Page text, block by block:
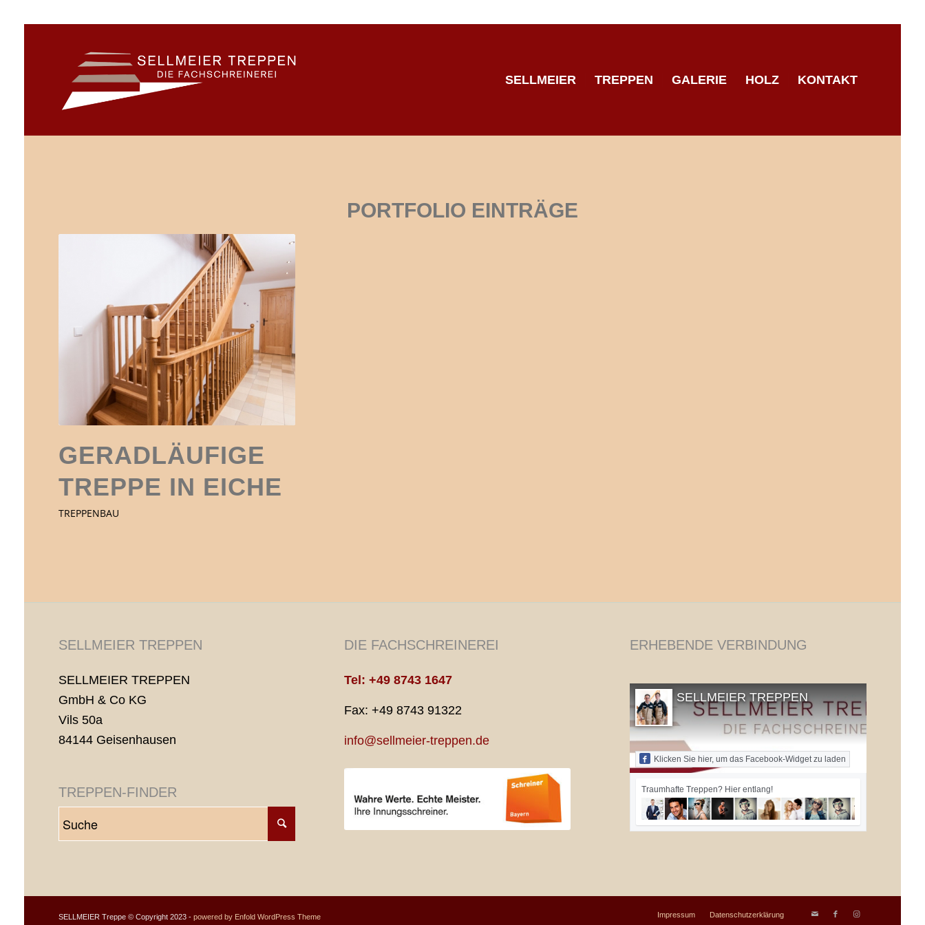
SELLMEIER TREPPEN GALERIE HOLZ KONTAKT
PORTFOLIO EINTRÄGE
GERADLÄUFIGE
TREPPE IN EICHE
TREPPENBAU
SELLMEIER TREPPEN
SELLMEIER TREPPEN
GmbH & Co KG
Vils 50a
84144 Geisenhausen
TREPPEN-FINDER
DIE FACHSCHREINEREI
Tel: +49 8743 1647
Fax: +49 8743 91322
info@sellmeier-treppen.de
ERHEBENDE VERBINDUNG
SELLMEIER TREPPEN
Klicken Sie hier, um das Facebook-Widget zu laden
Traumhafte Treppen? Hier entlang!
SELLMEIER Treppe © Copyright 2023 - powered by Enfold WordPress Theme Impressum Datenschutzerklärung